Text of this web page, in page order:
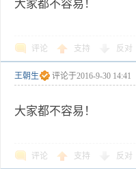
大家都不容易！
评论 支持 反对
王朝生 评论于2016-9-30 14:41
大家都不容易！
评论 支持 反对